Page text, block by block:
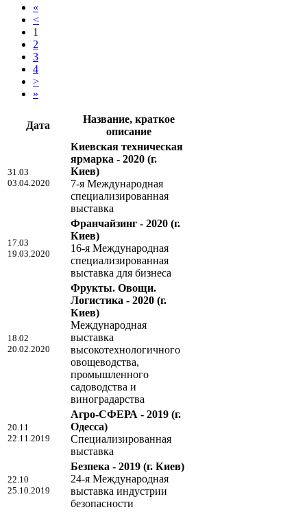
«
<
1
2
3
4
>
»
Дата
Название, краткое
описание
31.03
03.04.2020
Киевская техническая
ярмарка - 2020 (г.
Киев)
7-я Международная
специализированная
выставка
17.03
19.03.2020
Франчайзинг - 2020 (г.
Киев)
16-я Международная
специализированная
выставка для бизнеса
18.02
20.02.2020
Фрукты. Овощи.
Логистика - 2020 (г.
Киев)
Международная
выставка
высокотехнологичного
овощеводства,
промышленного
садоводства и
виноградарства
20.11
22.11.2019
Агро-СФЕРА - 2019 (г.
Одесса)
Специализированная
выставка
22.10
25.10.2019
Безпека - 2019 (г. Киев)
24-я Международная
выставка индустрии
безопасности